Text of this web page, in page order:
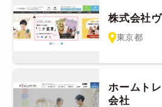
株式会社
東京都
ホームト
会社